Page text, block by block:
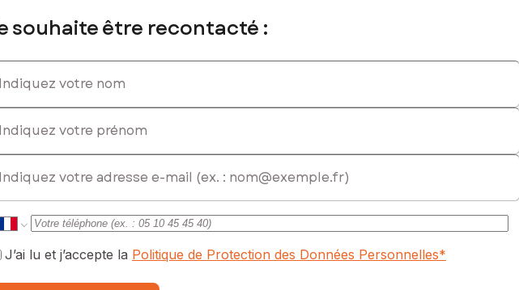
souhaite être recontacté :
votre nom
votre prénom
J’ai lu et j’accepte la Politique de Protection des Données Personnelles*